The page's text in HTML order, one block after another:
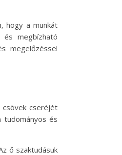
hogy a munkát
megbízható
megelőzéssel
csövek cseréjét
tudományos és
ő szaktudásuk